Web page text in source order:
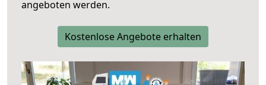
angeboten werden.
Kostenlose Angebote erhalten